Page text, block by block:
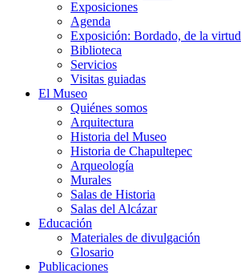
Exposiciones
Agenda
Exposición: Bordado, de la virtud
Biblioteca
Servicios
Visitas guiadas
El Museo
Quiénes somos
Arquitectura
Historia del Museo
Historia de Chapultepec
Arqueología
Murales
Salas de Historia
Salas del Alcázar
Educación
Materiales de divulgación
Glosario
Publicaciones